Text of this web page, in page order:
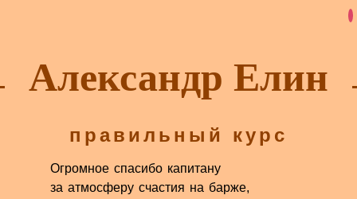
Александр Елин
правильный курс
Огромное спасибо капитану
за атмосферу счастия на барже,